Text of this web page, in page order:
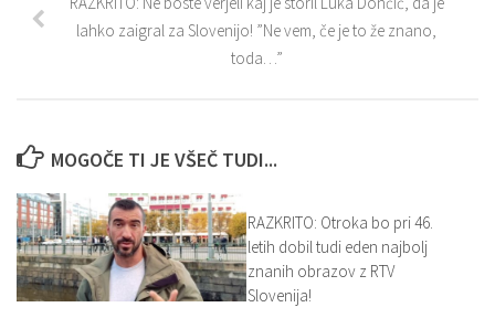
lahko zaigral za Slovenijo! ”Ne vem, če je to že znano,
toda…”
MOGOČE TI JE VŠEČ TUDI...
RAZKRITO: Otroka bo pri 46.
letih dobil tudi eden najbolj
znanih obrazov z RTV
Slovenija!